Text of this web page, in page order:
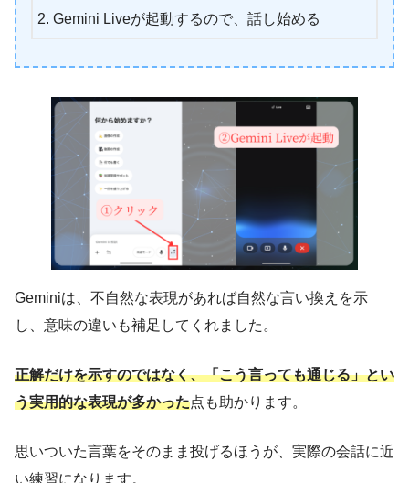
Gemini Liveが起動するので、話し始める
Geminiは、不自然な表現があれば自然な言い換えを示
し、意味の違いも補足してくれました。
正解だけを示すのではなく、「こう言っても通じる」とい
う実用的な表現が多かった点も助かります。
思いついた言葉をそのまま投げるほうが、実際の会話に近
い練習になります。